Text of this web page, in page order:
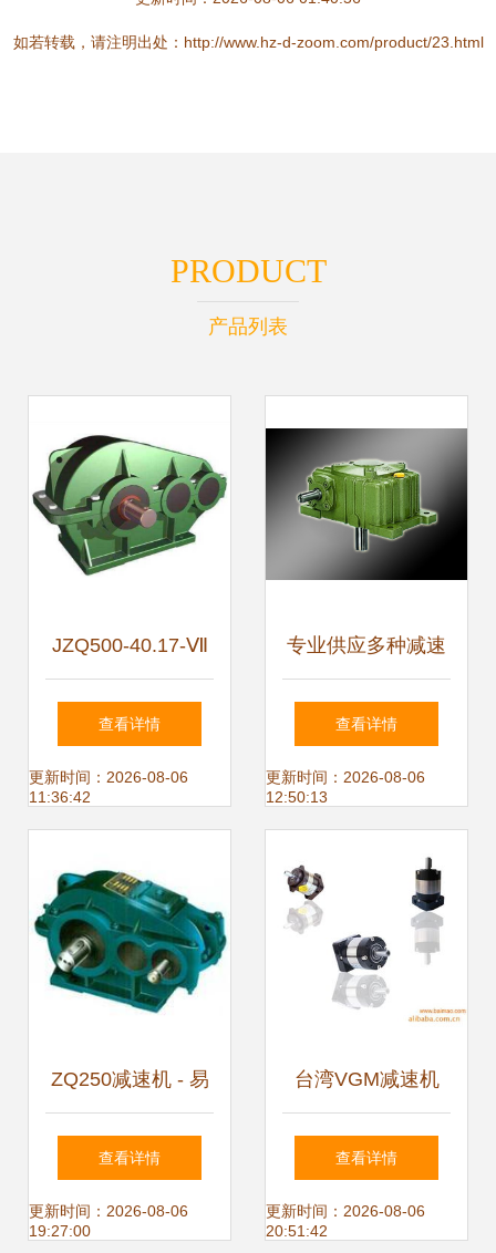
如若转载，请注明出处：http://www.hz-d-zoom.com/product/23.html
PRODUCT
产品列表
JZQ500-40.17-Ⅶ
型圆柱齿轮减速机
结构、特性与应用
查看详情
更新时间：2026-08-06
11:36:42
专业供应多种减速
机，型号齐全，助
力工业自动化升级
查看详情
更新时间：2026-08-06
12:50:13
ZQ250减速机 - 易
展工控展览网
查看详情
更新时间：2026-08-06
19:27:00
台湾VGM减速机
行星减速机在升降
设备中的卓越应用
查看详情
更新时间：2026-08-06
20:51:42